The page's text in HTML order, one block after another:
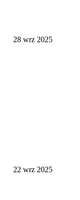
28 wrz 2025
22 wrz 2025